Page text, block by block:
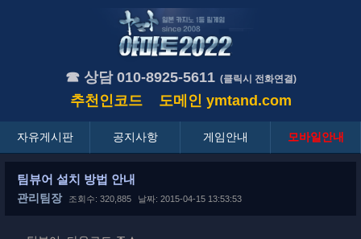
☎ 상담 010-8925-5611 (클릭시 전화연결)
추천인코드 도메인 ymtand.com
자유게시판 공지사항 게임안내 모바일안내
팀뷰어 설치 방법 안내
관리팀장 조회수: 320,885 날짜: 2015-04-15 13:53:53